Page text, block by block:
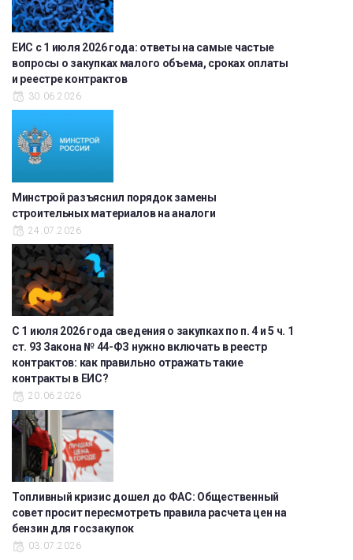
ЕИС с 1 июля 2026 года: ответы на самые частые
вопросы о закупках малого объема, сроках оплаты
и реестре контрактов
30.06.2026
Минстрой разъяснил порядок замены
строительных материалов на аналоги
24.07.2026
С 1 июля 2026 года сведения о закупках по п. 4 и 5 ч. 1
ст. 93 Закона № 44-ФЗ нужно включать в реестр
контрактов: как правильно отражать такие
контракты в ЕИС?
20.06.2026
Топливный кризис дошел до ФАС: Общественный
совет просит пересмотреть правила расчета цен на
бензин для госзакупок
03.07.2026